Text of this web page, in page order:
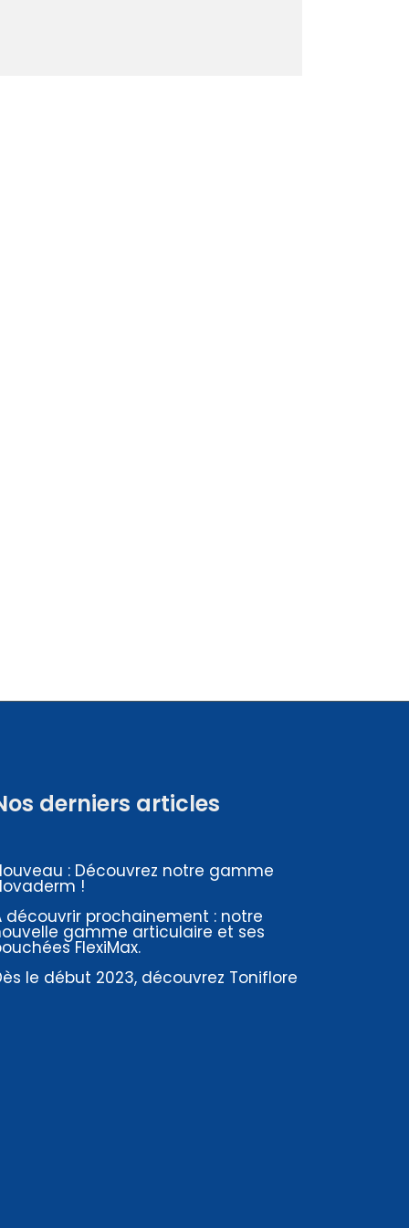
derniers articles
: Découvrez notre gamme
!
découvrir prochainement : notre
gamme articulaire et ses
FlexiMax.
le début 2023, découvrez Toniflore